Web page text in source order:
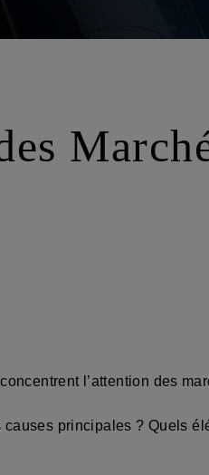
l’attention des
principales ? Quels